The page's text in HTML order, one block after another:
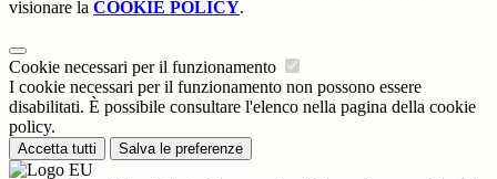
visionare la COOKIE POLICY.
Cookie necessari per il funzionamento
I cookie necessari per il funzionamento non possono essere
disabilitati. È possibile consultare l'elenco nella pagina della cookie
policy.
Accetta tutti Salva le preferenze